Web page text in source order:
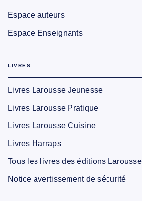
Espace auteurs
Espace Enseignants
LIVRES
Livres Larousse Jeunesse
Livres Larousse Pratique
Livres Larousse Cuisine
Livres Harraps
Tous les livres des éditions Larousse
Notice avertissement de sécurité